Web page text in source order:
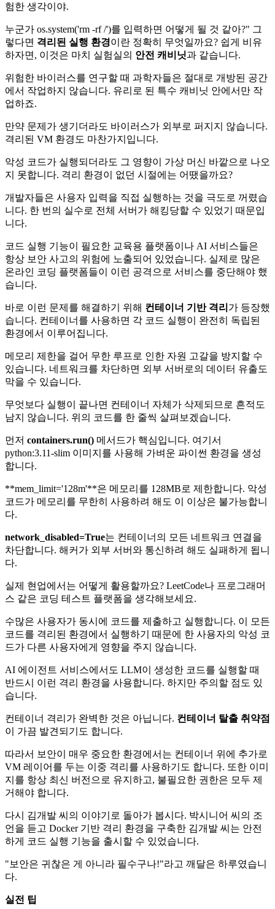
험한 생각이야.
누군가 os.system('rm -rf /')를 입력하면 어떻게 될 것 같아?" 그
렇다면 격리된 실행 환경이란 정확히 무엇일까요? 쉽게 비유
하자면, 이것은 마치 실험실의 안전 캐비닛과 같습니다.
위험한 바이러스를 연구할 때 과학자들은 절대로 개방된 공간
에서 작업하지 않습니다. 유리로 된 특수 캐비닛 안에서만 작
업하죠.
만약 문제가 생기더라도 바이러스가 외부로 퍼지지 않습니다.
격리된 VM 환경도 마찬가지입니다.
악성 코드가 실행되더라도 그 영향이 가상 머신 바깥으로 나오
지 못합니다. 격리 환경이 없던 시절에는 어땠을까요?
개발자들은 사용자 입력을 직접 실행하는 것을 극도로 꺼렸습
니다. 한 번의 실수로 전체 서버가 해킹당할 수 있었기 때문입
니다.
코드 실행 기능이 필요한 교육용 플랫폼이나 AI 서비스들은
항상 보안 사고의 위험에 노출되어 있었습니다. 실제로 많은
온라인 코딩 플랫폼들이 이런 공격으로 서비스를 중단해야 했
습니다.
바로 이런 문제를 해결하기 위해 컨테이너 기반 격리 가 등장했
습니다. 컨테이너를 사용하면 각 코드 실행이 완전히 독립된
환경에서 이루어집니다.
메모리 제한을 걸어 무한 루프로 인한 자원 고갈을 방지할 수
있습니다. 네트워크를 차단하면 외부 서버로의 데이터 유출도
막을 수 있습니다.
무엇보다 실행이 끝나면 컨테이너 자체가 삭제되므로 흔적도
남지 않습니다. 위의 코드를 한 줄씩 살펴보겠습니다.
먼저 containers.run() 메서드가 핵심입니다. 여기서
python:3.11-slim 이미지를 사용해 가벼운 파이썬 환경을 생성
합니다.
**mem_limit='128m'**은 메모리를 128MB로 제한합니다. 악성
코드가 메모리를 무한히 사용하려 해도 이 이상은 불가능합니
다.
network_disabled=True는 컨테이너의 모든 네트워크 연결을
차단합니다. 해커가 외부 서버와 통신하려 해도 실패하게 됩니
다.
실제 현업에서는 어떻게 활용할까요? LeetCode나 프로그래머
스 같은 코딩 테스트 플랫폼을 생각해보세요.
수많은 사용자가 동시에 코드를 제출하고 실행합니다. 이 모든
코드를 격리된 환경에서 실행하기 때문에 한 사용자의 악성 코
드가 다른 사용자에게 영향을 주지 않습니다.
AI 에이전트 서비스에서도 LLM이 생성한 코드를 실행할 때
반드시 이런 격리 환경을 사용합니다. 하지만 주의할 점도 있
습니다.
컨테이너 격리가 완벽한 것은 아닙니다. 컨테이너 탈출 취약점
이 가끔 발견되기도 합니다.
따라서 보안이 매우 중요한 환경에서는 컨테이너 위에 추가로
VM 레이어를 두는 이중 격리를 사용하기도 합니다. 또한 이미
지를 항상 최신 버전으로 유지하고, 불필요한 권한은 모두 제
거해야 합니다.
다시 김개발 씨의 이야기로 돌아가 봅시다. 박시니어 씨의 조
언을 듣고 Docker 기반 격리 환경을 구축한 김개발 씨는 안전
하게 코드 실행 기능을 출시할 수 있었습니다.
"보안은 귀찮은 게 아니라 필수구나!"라고 깨달은 하루였습니
다.
실전 팁